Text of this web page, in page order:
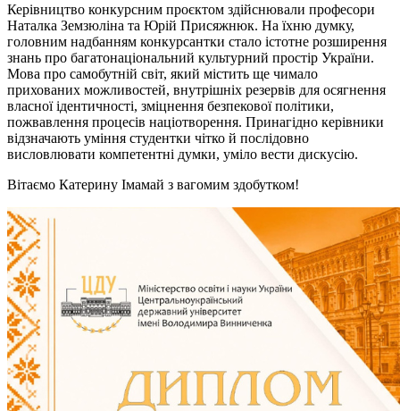
Керівництво конкурсним проєктом здійснювали професори
Наталка Земзюліна та Юрій Присяжнюк. На їхню думку,
головним надбанням конкурсантки стало істотне розширення
знань про багатонаціональний культурний простір України.
Мова про самобутній світ, який містить ще чимало
прихованих можливостей, внутрішніх резервів для осягнення
власної ідентичності, зміцнення безпекової політики,
пожвавлення процесів націотворення. Принагідно керівники
відзначають уміння студентки чітко й послідовно
висловлювати компетентні думки, уміло вести дискусію.
Вітаємо Катерину Імамай з вагомим здобутком!